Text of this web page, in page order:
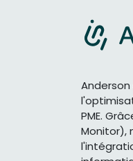
PME.
Monitor),